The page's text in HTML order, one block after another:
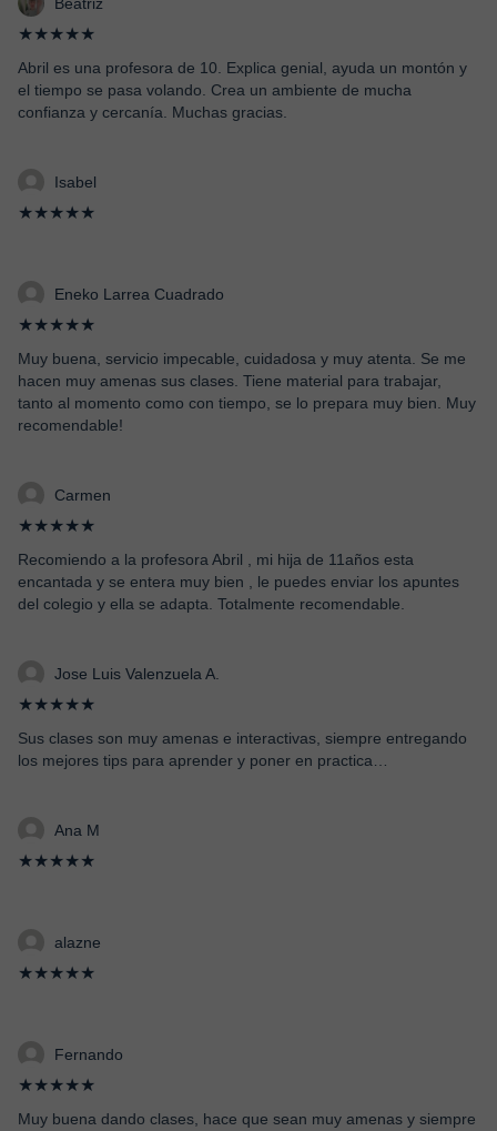
★★★★★
Abril es una profesora de 10. Explica genial, ayuda un montón y
el tiempo se pasa volando. Crea un ambiente de mucha
confianza y cercanía. Muchas gracias.
Isabel
★★★★★
Eneko Larrea Cuadrado
★★★★★
Muy buena, servicio impecable, cuidadosa y muy atenta. Se me
hacen muy amenas sus clases. Tiene material para trabajar,
tanto al momento como con tiempo, se lo prepara muy bien. Muy
recomendable!
Carmen
★★★★★
Recomiendo a la profesora Abril , mi hija de 11años esta
encantada y se entera muy bien , le puedes enviar los apuntes
del colegio y ella se adapta. Totalmente recomendable.
Jose Luis Valenzuela A.
★★★★★
Sus clases son muy amenas e interactivas, siempre entregando
los mejores tips para aprender y poner en practica…
Ana M
★★★★★
alazne
★★★★★
Fernando
★★★★★
Muy buena dando clases, hace que sean muy amenas y siempre